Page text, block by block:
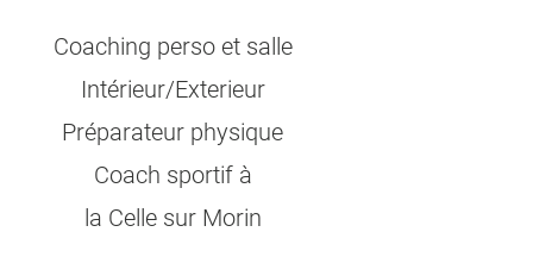
Coaching perso et salle
Intérieur/Exterieur
Préparateur physique
Coach sportif à
la Celle sur Morin